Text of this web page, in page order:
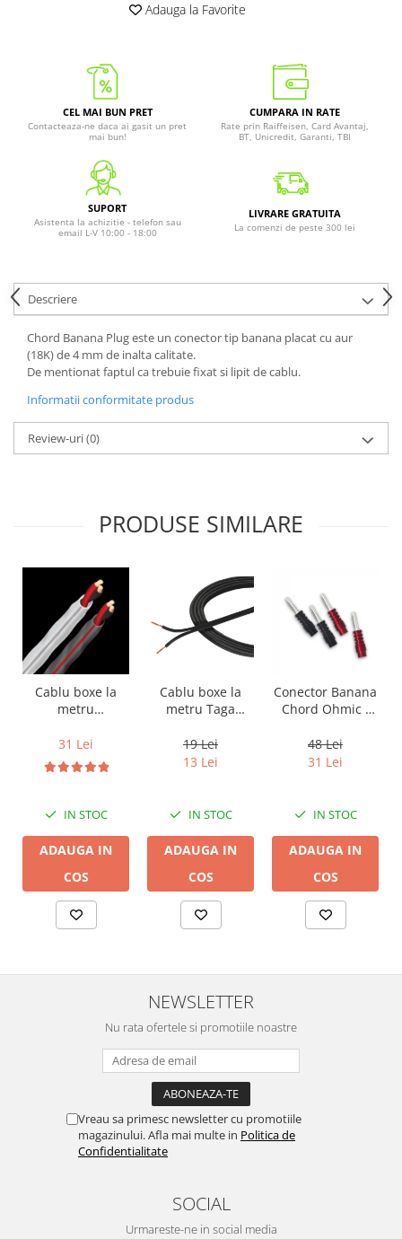
Adauga la Favorite
CEL MAI BUN PRET
Contacteaza-ne daca ai gasit un pret
mai bun!
CUMPARA IN RATE
Rate prin Raiffeisen, Card Avantaj,
BT, Unicredit, Garanti, TBI
SUPORT
Asistenta la achizitie - telefon sau
email L-V 10:00 - 18:00
LIVRARE GRATUITA
La comenzi de peste 300 lei
Descriere
Chord Banana Plug este un conector tip banana placat cu aur
(18K) de 4 mm de inalta calitate.
De mentionat faptul ca trebuie fixat si lipit de cablu.
Informatii conformitate produs
Review-uri(0)
PRODUSE SIMILARE
Cablu boxe la
metru
DB 16/2,
conductor cupru
LGC
31 Lei
IN STOC
ADAUGA IN
COS
Cablu boxe la
metru Taga
14B, 2 x 2mm
19 Lei
13 Lei
IN STOC
ADAUGA IN
COS
Conector Banana
Chord Ohmic -
48 Lei
31 Lei
IN STOC
ADAUGA IN
COS
NEWSLETTER
Nu rata ofertele si promotiile noastre
Vreau sa primesc newsletter cu promotiile
magazinului. Afla mai multe in Politica de
Confidentialitate
SOCIAL
Urmareste-ne in social media